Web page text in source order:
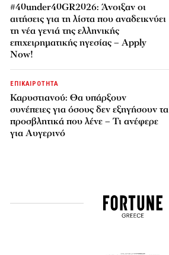
#40under40GR2026: Άνοιξαν οι
αιτήσεις για τη λίστα που αναδεικνύει
τη νέα γενιά της ελληνικής
επιχειρηματικής ηγεσίας – Apply
Now!
ΕΠΙΚΑΙΡΟΤΗΤΑ
Καρυστιανού: Θα υπάρξουν
συνέπειες για όσους δεν εξηγήσουν τα
προσβλητικά που λένε – Τι ανέφερε
για Αυγερινό